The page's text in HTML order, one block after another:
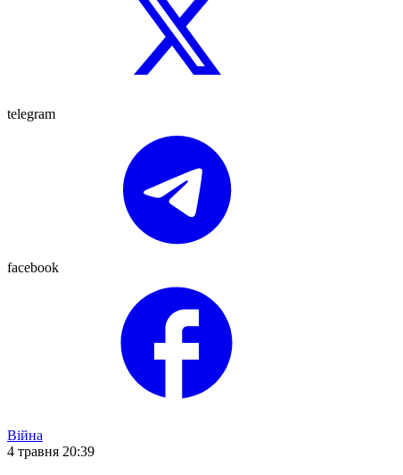
telegram
facebook
Війна
4 травня 20:39